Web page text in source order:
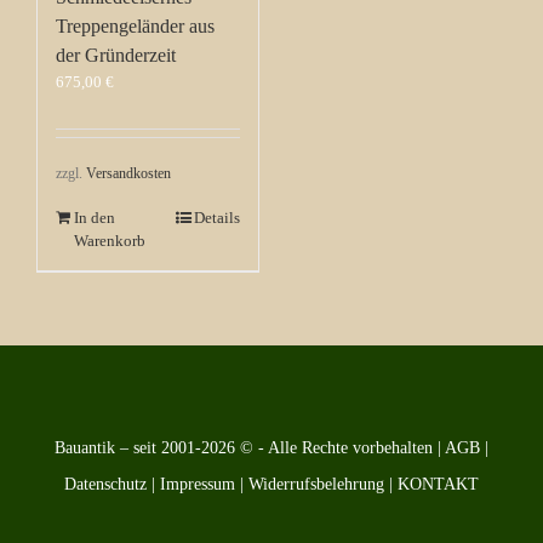
Treppengeländer aus
der Gründerzeit
675,00 €
zzgl. Versandkosten
In den
Warenkorb
Details
Bauantik – seit 2001-2026 © - Alle Rechte vorbehalten | AGB |
Datenschutz | Impressum | Widerrufsbelehrung | KONTAKT